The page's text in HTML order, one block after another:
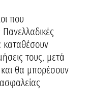
που
καταθέσουν
τους, μετά
και θα μπορέσουν